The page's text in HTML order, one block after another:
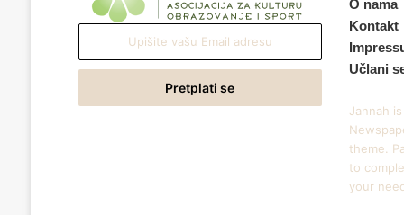
Email
O nama
Kontakt
Učlani
Jannah
theme.
to
your